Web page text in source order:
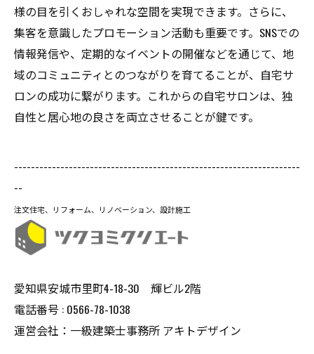
様の目を引くおしゃれな空間を実現できます。さらに、
集客を意識したプロモーション活動も重要です。SNSでの
情報発信や、定期的なイベントの開催などを通じて、地
域のコミュニティとのつながりを育てることが、自宅サ
ロンの成功に繋がります。これからの自宅サロンは、独
自性と居心地の良さを両立させることが鍵です。
--------------------------------------------------------------------
--
注文住宅、リフォーム、リノベーション、設計施工
愛知県安城市里町4-18-30 輝ビル2階
電話番号 : 0566-78-1038
運営会社：一級建築士事務所 アキトデザイン